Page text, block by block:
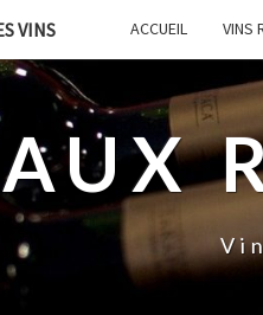
VINS ACCUEIL VINS
AUX